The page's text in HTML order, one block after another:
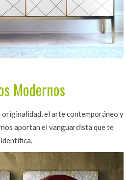
Modernos
originalidad, el arte contemporáneo y
aportan el vanguardista que te
identifica.